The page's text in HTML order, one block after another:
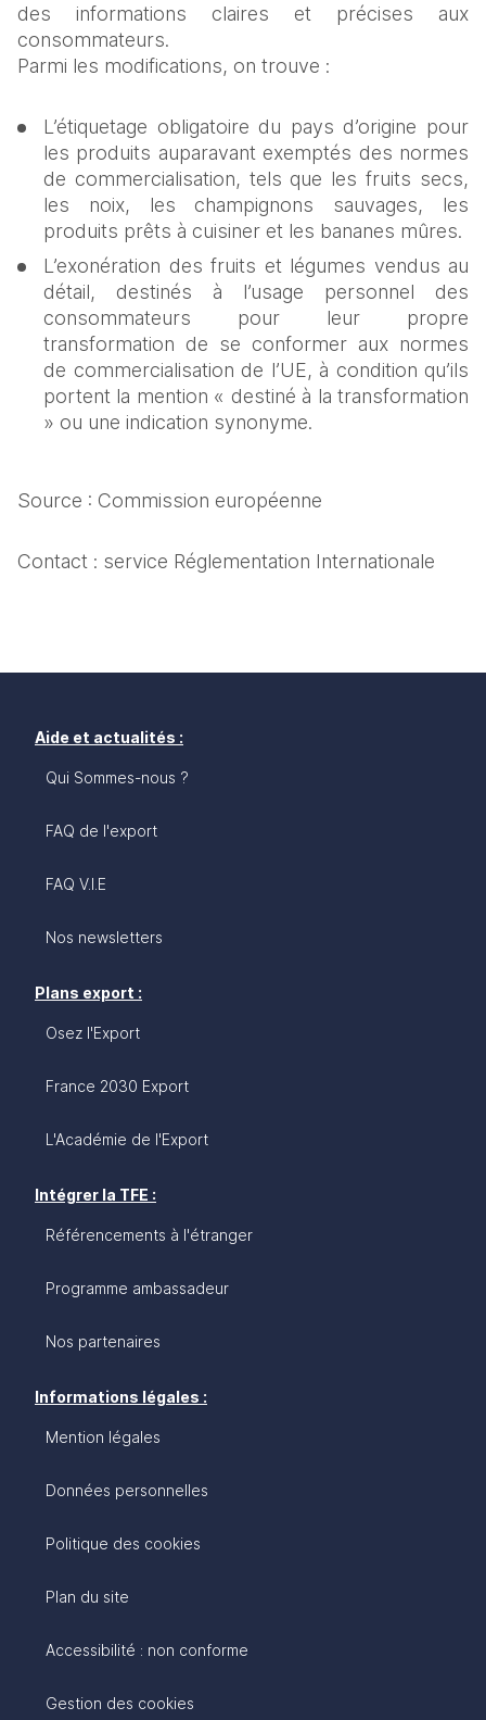
des informations claires et précises aux
consommateurs.
Parmi les modifications, on trouve :
L’étiquetage obligatoire du pays d’origine pour
les produits auparavant exemptés des normes
de commercialisation, tels que les fruits secs,
les noix, les champignons sauvages, les
produits prêts à cuisiner et les bananes mûres.
L’exonération des fruits et légumes vendus au
détail, destinés à l’usage personnel des
consommateurs pour leur propre
transformation de se conformer aux normes
de commercialisation de l’UE, à condition qu’ils
portent la mention « destiné à la transformation
» ou une indication synonyme.
Source : Commission européenne
Contact : service Réglementation Internationale
Aide et actualités :
Qui Sommes-nous ?
FAQ de l'export
FAQ V.I.E
Nos newsletters
Plans export :
Osez l'Export
France 2030 Export
L'Académie de l'Export
Intégrer la TFE :
Référencements à l'étranger
Programme ambassadeur
Nos partenaires
Informations légales :
Mention légales
Données personnelles
Politique des cookies
Plan du site
Accessibilité : non conforme
Gestion des cookies